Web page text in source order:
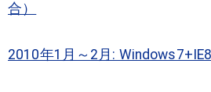
合）
2010年1月～2月: